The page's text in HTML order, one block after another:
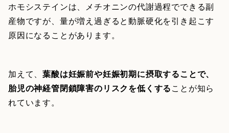
ホモシステインは、メチオニンの代謝過程でできる副
産物ですが、量が増え過ぎると動脈硬化を引き起こす
原因になることがあります。
加えて、葉酸は妊娠前や妊娠初期に摂取することで、
胎児の神経管閉鎖障害のリスクを低くすることが知ら
れています。